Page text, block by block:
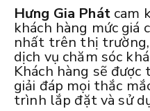
Hưng Gia Phátcam
khách hàng mức giá
nhất trên thị
dịch vụ chăm sóc
Khách hàng sẽ được
giải đáp mọi thắc
trình lắp đặt và sử